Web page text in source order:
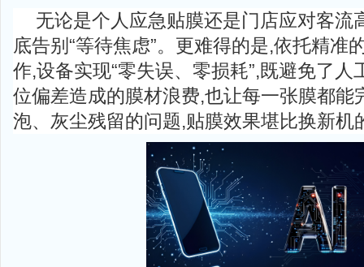
无论是个人应急贴膜还是门店应对客流
底告别“等待焦虑”。更难得的是,依托精准
作,设备实现“零失误、零损耗”,既避免了人
位偏差造成的膜材浪费,也让每一张膜都能
泡、灰尘残留的问题,贴膜效果堪比换新机